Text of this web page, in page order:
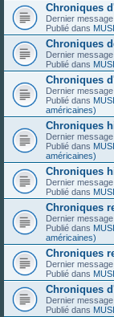
Chroniques
Dernier
Publié dans
Chroniques
Dernier
Publié dans
Chroniques
Dernier
Publié dans
américaines)
Chroniques
Dernier
Publié dans
américaines)
Chroniques
Dernier
Publié dans
Chroniques
Dernier
Publié dans
américaines)
Chroniques
Dernier
Publié dans
Chroniques
Dernier
Publié dans